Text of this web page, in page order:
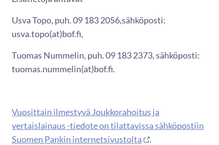
Usva Topo, puh. 09 183 2056,sähköposti:
usva.topo(at)bof.fi,
Tuomas Nummelin, puh. 09 183 2373, sähköposti:
tuomas.nummelin(at)bof.fi.
Vuosittain ilmestyvä Joukkorahoitus ja
vertaislainaus -tiedote on tilattavissa sähköpostiin
Suomen Pankin internetsivustolta
.